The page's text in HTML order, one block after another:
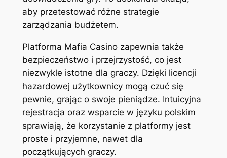
aby przetestować różne strategie
zarządzania budżetem.
Platforma Mafia Casino zapewnia także
bezpieczeństwo i przejrzystość, co jest
niezwykle istotne dla graczy. Dzięki licencji
hazardowej użytkownicy mogą czuć się
pewnie, grając o swoje pieniądze. Intuicyjna
rejestracja oraz wsparcie w języku polskim
sprawiają, że korzystanie z platformy jest
proste i przyjemne, nawet dla
początkujących graczy.